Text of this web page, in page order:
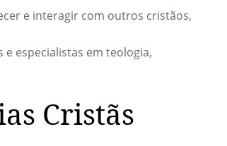
e interagir com outros cristãos,
especialistas em teologia,
Cristãs